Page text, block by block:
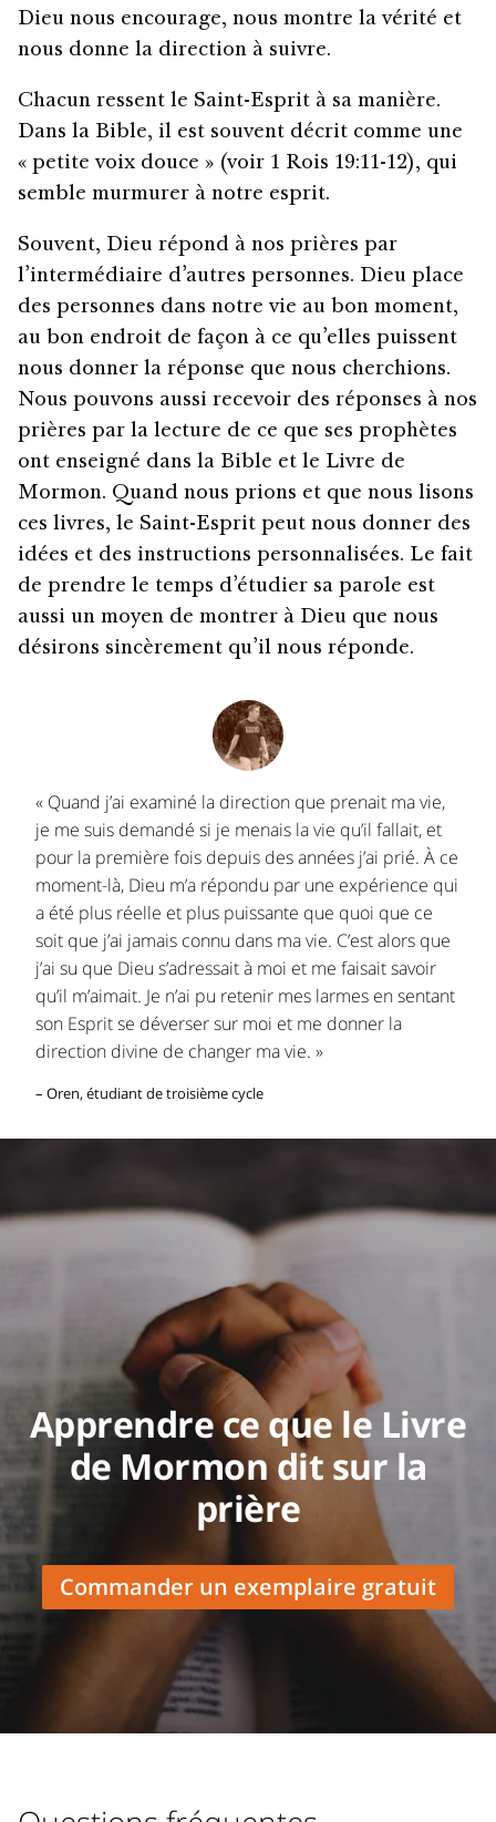
Dieu nous encourage, nous montre la vérité et
nous donne la direction à suivre.
Chacun ressent le Saint-Esprit à sa manière.
Dans la Bible, il est souvent décrit comme une
« petite voix douce » (voir 1 Rois 19:11-12), qui
semble murmurer à notre esprit.
Souvent, Dieu répond à nos prières par
l’intermédiaire d’autres personnes. Dieu place
des personnes dans notre vie au bon moment,
au bon endroit de façon à ce qu’elles puissent
nous donner la réponse que nous cherchions.
Nous pouvons aussi recevoir des réponses à nos
prières par la lecture de ce que ses prophètes
ont enseigné dans la Bible et le Livre de
Mormon. Quand nous prions et que nous lisons
ces livres, le Saint-Esprit peut nous donner des
idées et des instructions personnalisées. Le fait
de prendre le temps d’étudier sa parole est
aussi un moyen de montrer à Dieu que nous
désirons sincèrement qu’il nous réponde.
« Quand j’ai examiné la direction que prenait ma vie,
je me suis demandé si je menais la vie qu’il fallait, et
pour la première fois depuis des années j’ai prié. À ce
moment-là, Dieu m’a répondu par une expérience qui
a été plus réelle et plus puissante que quoi que ce
soit que j’ai jamais connu dans ma vie. C’est alors que
j’ai su que Dieu s’adressait à moi et me faisait savoir
qu’il m’aimait. Je n’ai pu retenir mes larmes en sentant
son Esprit se déverser sur moi et me donner la
direction divine de changer ma vie. »
– Oren, étudiant de troisième cycle
Apprendre ce que le Livre
de Mormon dit sur la
prière
Commander un exemplaire gratuit